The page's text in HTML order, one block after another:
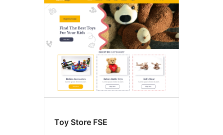
Toy Store FSE